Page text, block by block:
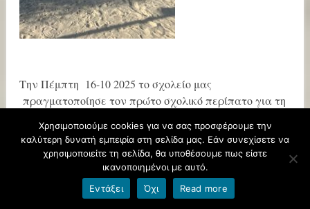
Την Πέμπτη 16-10 2025 το σχολείο μας
πραγματοποίησε τον πρώτο σχολικό περίπατο για τη
πόλης μας. Τα παιδιά απόλαυσαν την ηλιόλουστη
μέρα και το παιχνίδι στην άμμο!
Χρησιμοποιούμε cookies για να σας προσφέρουμε την
καλύτερη δυνατή εμπειρία στη σελίδα μας. Εάν συνεχίσετε να
χρησιμοποιείτε τη σελίδα, θα υποθέσουμε πως είστε
ικανοποιημένοι με αυτό.
Εντάξει
Όχι Read more